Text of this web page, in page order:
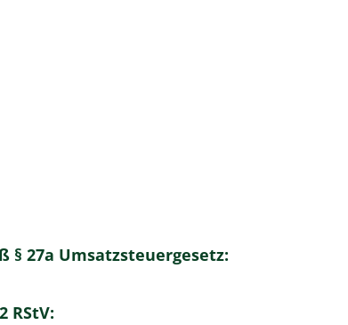
27a Umsatzsteuergesetz:
RStV: